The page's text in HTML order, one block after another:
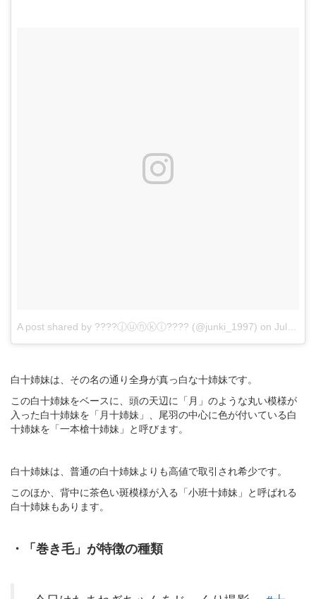
A post shared by ????ⓙⓤⓝⓚⓘ???? (@junki_1997) on Jul 6, 2014 at 6:38am PDT
白十姉妹は、その名の通り全身が真っ白な十姉妹です。
この白十姉妹をベースに、頭の天辺に「月」のような丸い模様が
入った白十姉妹を「月十姉妹」、尾羽の中心に色が付いている白
十姉妹を「一本槍十姉妹」と呼びます。
白十姉妹は、普通の白十姉妹よりも高値で取引され希少です。
このほか、背中に茶色い斑模様が入る「小班十姉妹」と呼ばれる
白十姉妹もあります。
・「巻き毛」が特徴の種類